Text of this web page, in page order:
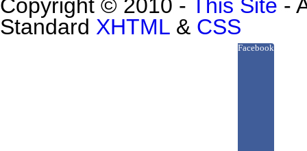
Copyright © 2010 - This Site -
Standard XHTML & CSS
Facebook